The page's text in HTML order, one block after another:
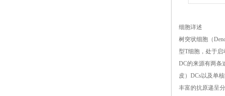
细胞详述
树突状细胞（
型T细胞，处于启
DC的来源有两条
皮）DCs以及单
丰富的抗原递呈